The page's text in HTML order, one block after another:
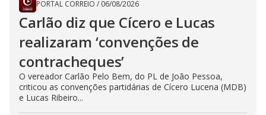
PORTAL CORREIO / 06/08/2026
Carlão diz que Cícero e Lucas
realizaram ‘convenções de
contracheques’
O vereador Carlão Pelo Bem, do PL de João Pessoa,
criticou as convenções partidárias de Cícero Lucena (MDB)
e Lucas Ribeiro...